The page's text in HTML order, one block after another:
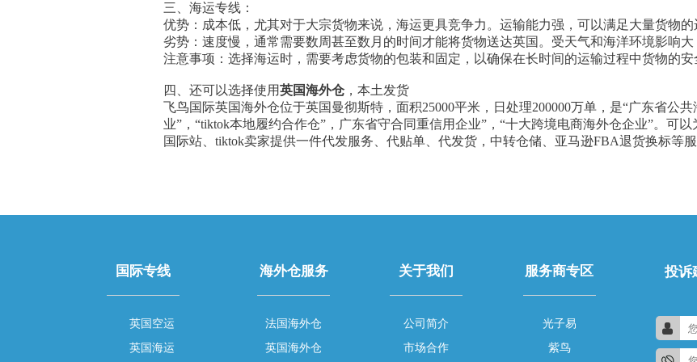
三、海运专线：
优势：成本低，尤其对于大宗货物来说，海运更具竞争力。运输能力强，可以满足大量货物的
劣势：速度慢，通常需要数周甚至数月的时间才能将货物送达英国。受天气和海洋环境影响大
注意事项：选择海运时，需要考虑货物的包装和固定，以确保在长时间的运输过程中货物的安
四、还可以选择使用英国海外仓 ，本土发货
飞鸟国际英国海外仓位于英国曼彻斯特，面积25000平米，日处理200000万单，是“广东省公
业”，“tiktok本地履约合作仓”，广东省守合同重信用企业”，“十大跨境电商海外仓企业”。可
国际站、tiktok卖家提供一件代发服务、代贴单、代发货，中转仓储、亚马逊FBA退货换标等
国际专线
英国空运
英国海运
海外仓服务
法国海外仓
英国海外仓
关于我们
公司简介
市场合作
服务商专区
光子易
紫鸟
投诉